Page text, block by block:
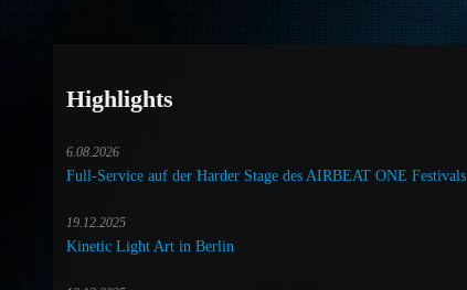
Highlights
6.08.2026
Full-Service auf der Harder Stage des AIRBEAT ONE Festivals
19.12.2025
Kinetic Light Art in Berlin